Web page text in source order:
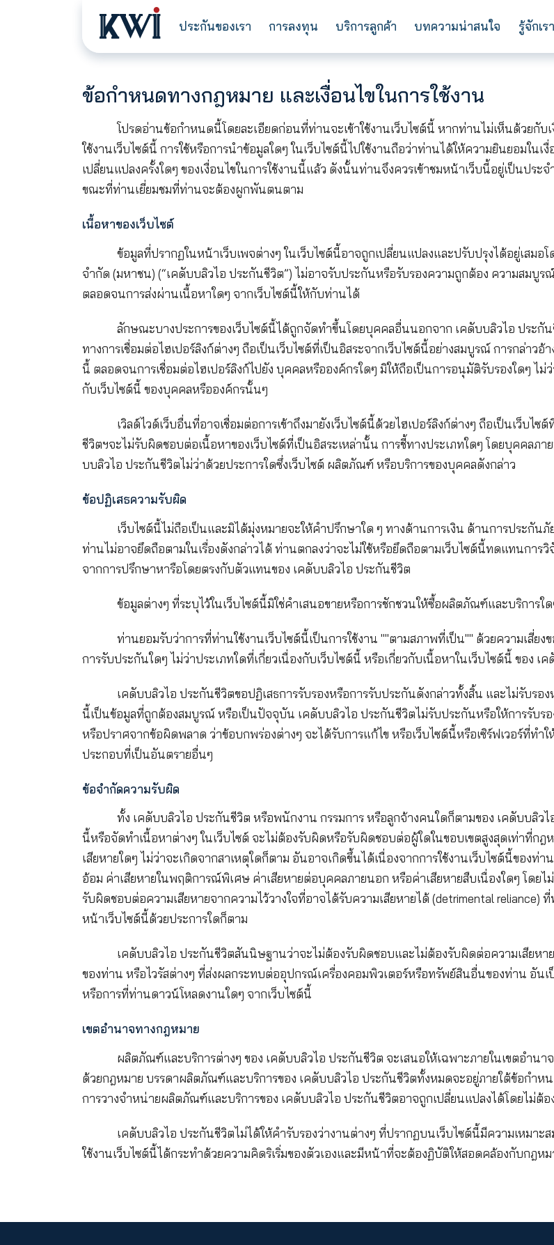
ประกันของเรา การลงทุน บริการลูกค้า บทความ
ข้อกำหนดทางกฎหมาย และเงื่อนไขในการใช้งา
โปรดอ่านข้อกำหนดนี้โดยละเอียดก่อนที่ท่านจะเข้าใช้งานเว็บไซต์นี้ หา
ใช้งานเว็บไซต์นี้ การใช้หรือการนำข้อมูลใดๆ ในเว็บไซต์นี้ไปใช้งานถือว่าท่านไ
เปลี่ยนแปลงครั้งใดๆ ของเงื่อนไขในการใช้งานนี้แล้ว ดังนั้นท่านจึงควรเข้าชม
ขณะที่ท่านเยี่ยมชมที่ท่านจะต้องผูกพันตนตาม
เนื้อหาของเว็บไซต์
ข้อมูลที่ปรากฏในหน้าเว็บเพจต่างๆ ในเว็บไซต์นี้อาจถูกเปลี่ยนแปลงแล
จำกัด (มหาชน) (“เคดับบลิวไอ ประกันชีวิต”) ไม่อาจรับประกันหรือรับรองควา
ตลอดจนการส่งผ่านเนื้อหาใดๆ จากเว็บไซต์นี้ให้กับท่านได้
ลักษณะบางประการของเว็บไซต์นี้ได้ถูกจัดทำขึ้นโดยบุคคลอื่นนอกจาก
ทางการเชื่อมต่อไฮเปอร์ลิงก์ต่างๆ ถือเป็นเว็บไซต์ที่เป็นอิสระจากเว็บไซต์นี้อย่
นื้ ตลอดจนการเชื่อมต่อไฮเปอร์ลิงก์ไปยัง บุคคลหรือองค์กรใดๆ มิให้ถือเป็นการ
กับเว็บไซต์นี้ ของบุคคลหรือองค์กรนั้นๆ
เวิลด์ไวด์เว็บอื่นที่อาจเชื่อมต่อการเข้าถึงมายังเว็บไซต์นี้ด้วยไฮเปอร์ลิง
ชีวิตฯจะไม่รับผิดชอบต่อเนื้อหาของเว็บไซต์ที่เป็นอิสระเหล่านั้น การชี้ทางประ
บบลิวไอ ประกันชีวิตไม่ว่าด้วยประการใดซึ่งเว็บไซต์ ผลิตภัณฑ์ หรือบริการของบุ
ข้อปฏิเสธความรับผิด
เว็บไซต์นี้ไม่ถือเป็นและมิได้มุ่งหมายจะให้คำปรึกษาใด ๆ ทางด้านกา
ท่านไม่อาจยึดถือตามในเรื่องดังกล่าวได้ ท่านตกลงว่าจะไม่ใช้หรือยึดถือตามเ
ข้อมูลต่างๆ ที่ระบุไว้ในเว็บไซต์นี้มิใช่คำเสนอขายหรือการชักชวนให้ซื้อผ
ท่านยอมรับว่าการที่ท่านใช้งานเว็บไซต์นี้เป็นการใช้งาน ""ตามสภาพที่เ
การรับประกันใดๆ ไม่ว่าประเภทใดที่เกี่ยวเนื่องกับเว็บไซต์นี้ หรือเกี่ยวกับเนื้อหา
เคดับบลิวไอ ประกันชีวิตขอปฏิเสธการรับรองหรือการรับประกันดังกล่าว
นี้เป็นข้อมูลที่ถูกต้องสมบูรณ์ หรือเป็นปัจจุบัน เคดับบลิวไอ ประกันชีวิตไม่รับปร
หรือปราศจากข้อผิดพลาด ว่าข้อบกพร่องต่างๆ จะได้รับการแก้ไข หรือเว็บไซต์นี้
ประกอบที่เป็นอันตรายอื่นๆ
ทั้ง เคดับบลิวไอ ประกันชีวิต หรือพนักงาน กรรมการ หรือลูกจ้างคนใด
นี้หรือจัดทำเนื้อหาต่างๆ ในเว็บไซต์ จะไม่ต้องรับผิดหรือรับผิดชอบต่อผู้ใดในข
เสียหายใดๆ ไม่ว่าจะเกิดจากสาเหตุใดก็ตาม อันอาจเกิดขึ้นได้เนื่องจากการใช้
อ้อม ค่าเสียหายในพฤติการณ์พิเศษ ค่าเสียหายต่อบุคคลภายนอก หรือค่าเสียห
รับผิดชอบต่อความเสียหายจากความไว้วางใจที่อาจได้รับความเสียหายได้
หน้าเว็บไซต์นี้ด้วยประการใดก็ตาม
เคดับบลิวไอ ประกันชีวิตสันนิษฐานว่าจะไม่ต้องรับผิดชอบและไม่ต้องรั
ของท่าน หรือไวรัสต่างๆ ที่ส่งผลกระทบต่ออุปกรณ์เครื่องคอมพิวเตอร์หรือทรัพย์
เขตอำนาจทางกฎหมาย